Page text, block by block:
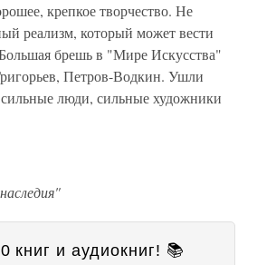
крепкое творчество. Не
реализм, который может вести
брешь в "Мире Искусства"
Петров-Водкин. Ушли
люди, сильные художники
книг и аудиокниг! 📚